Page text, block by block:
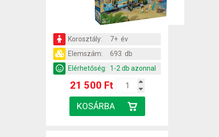
Korosztály:
7+ év
Elemszám:
693 db
Elérhetőség: 1-2 db azonnal
21 500 Ft